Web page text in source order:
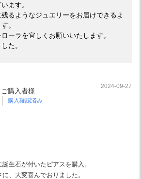
ます。
るようなジュエリーをお届けできるよ
。
ーラを宜しくお願いいたします。
た。
ご購入者様
購入確認済み
2024-09-27
生石が付いたピアスを購入。
、大変喜んでおりました。